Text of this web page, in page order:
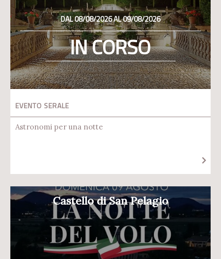
DAL 08/08/2026 AL 09/08/2026
IN CORSO
EVENTO SERALE
Astronomi per una notte
Castello di San Pelagio